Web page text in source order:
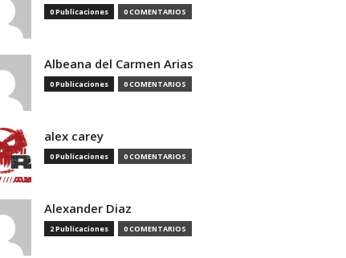
0 Publicaciones 0 COMENTARIOS
Albeana del Carmen Arias
0 Publicaciones 0 COMENTARIOS
alex carey
0 Publicaciones 0 COMENTARIOS
Alexander Diaz
2 Publicaciones 0 COMENTARIOS